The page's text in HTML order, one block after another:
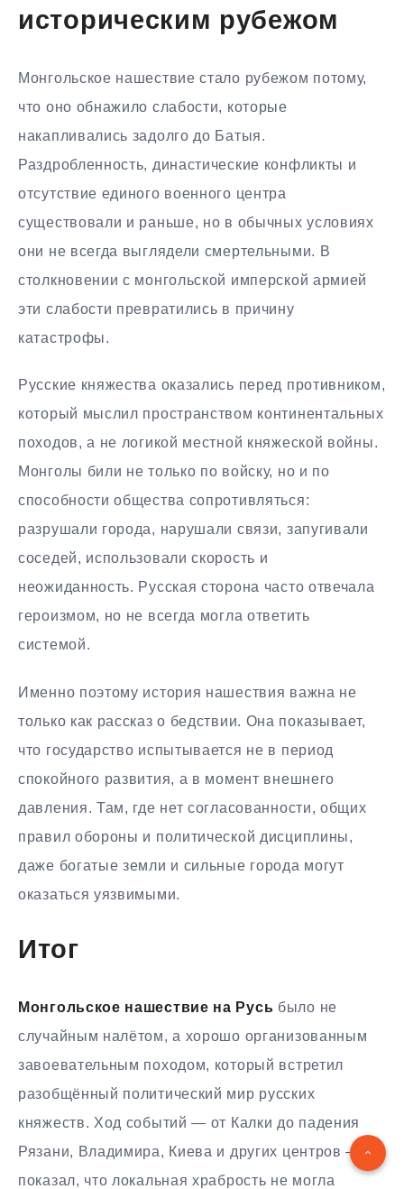
историческим рубежом
Монгольское нашествие стало рубежом потому,
что оно обнажило слабости, которые
накапливались задолго до Батыя.
Раздробленность, династические конфликты и
отсутствие единого военного центра
существовали и раньше, но в обычных условиях
они не всегда выглядели смертельными. В
столкновении с монгольской имперской армией
эти слабости превратились в причину
катастрофы.
Русские княжества оказались перед противником,
который мыслил пространством континентальных
походов, а не логикой местной княжеской войны.
Монголы били не только по войску, но и по
способности общества сопротивляться:
разрушали города, нарушали связи, запугивали
соседей, использовали скорость и
неожиданность. Русская сторона часто отвечала
героизмом, но не всегда могла ответить
системой.
Именно поэтому история нашествия важна не
только как рассказ о бедствии. Она показывает,
что государство испытывается не в период
спокойного развития, а в момент внешнего
давления. Там, где нет согласованности, общих
правил обороны и политической дисциплины,
даже богатые земли и сильные города могут
оказаться уязвимыми.
Итог
Монгольское нашествие на Русь было не
случайным налётом, а хорошо организованным
завоевательным походом, который встретил
разобщённый политический мир русских
княжеств. Ход событий — от Калки до падения
Рязани, Владимира, Киева и других центров —
показал, что локальная храбрость не могла